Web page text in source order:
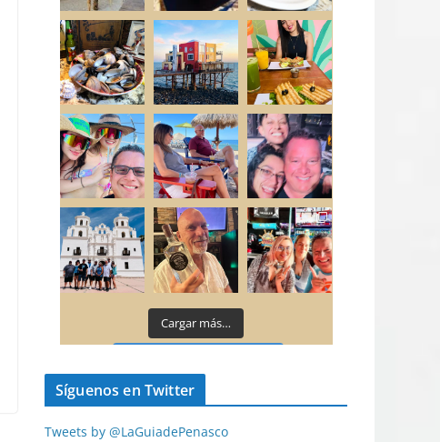
Cargar más…
Síguenos en Twitter
Tweets by @LaGuiadePenasco